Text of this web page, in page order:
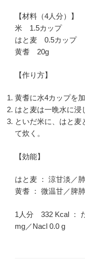
【材料（4人分）】
米 1.5カップ
はと麦 0.5カップ
黄耆 20g
【作り方】
黄耆に水4カップを
はと麦は一晩水に浸
といだ米に、はと麦
て炊く。
【効能】
はと麦 ： 涼甘淡／
黄耆 ： 微温甘／脾
1人分 332 Kcal ：
mg／Nacl 0.0 g